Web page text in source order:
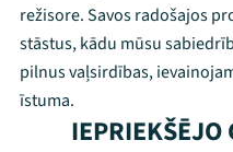
režisore. Savos radošajos
stāstus, kādu mūsu
pilnus vaļsirdības,
īstuma.
IEPRIEKŠĒJO